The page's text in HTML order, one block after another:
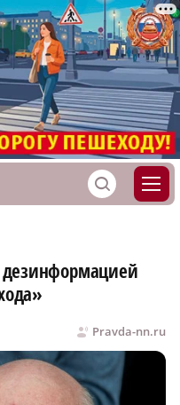
S
дезинформацией
Pravda-nn.ru